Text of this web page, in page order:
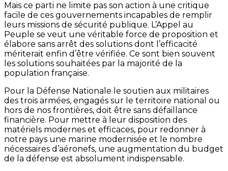
Mais ce parti ne limite pas son action à une critique
facile de ces gouvernements incapables de remplir
leurs missions de sécurité publique. L’Appel au
Peuple se veut une véritable force de proposition et
élabore sans arrêt des solutions dont l’efficacité
mériterait enfin d’être vérifiée. Ce sont bien souvent
les solutions souhaitées par la majorité de la
population française.
Pour la Défense Nationale le soutien aux militaires
des trois armées, engagés sur le territoire national ou
hors de nos frontières, doit être sans défaillance
financière. Pour mettre à leur disposition des
matériels modernes et efficaces, pour redonner à
notre pays une marine modernisée et le nombre
nécessaires d’aéronefs, une augmentation du budget
de la défense est absolument indispensable.